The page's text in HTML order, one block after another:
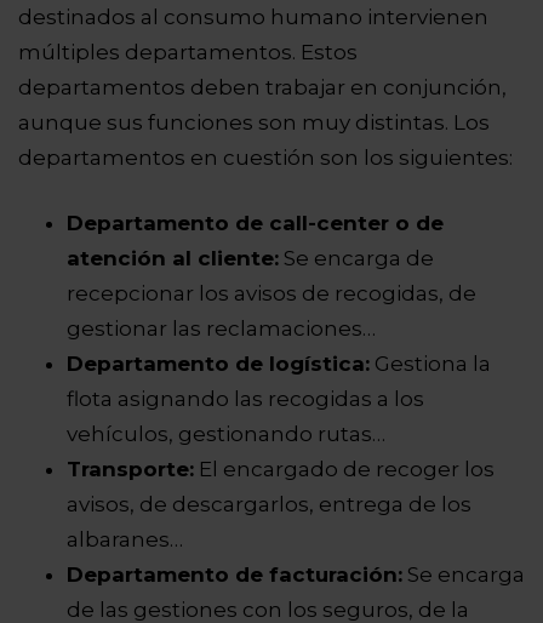
destinados al consumo humano intervienen
múltiples departamentos. Estos
departamentos deben trabajar en conjunción,
aunque sus funciones son muy distintas. Los
departamentos en cuestión son los siguientes:
Departamento de call-center o de
atención al cliente: Se encarga de
recepcionar los avisos de recogidas, de
gestionar las reclamaciones…
Departamento de logística: Gestiona la
flota asignando las recogidas a los
vehículos, gestionando rutas…
Transporte: El encargado de recoger los
avisos, de descargarlos, entrega de los
albaranes…
Departamento de facturación: Se encarga
de las gestiones con los seguros, de la